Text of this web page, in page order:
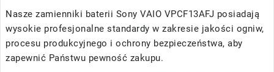
Nasze zamienniki baterii Sony VAIO VPCF13AFJ posiadają
wysokie profesjonalne standardy w zakresie jakości ogniw,
procesu produkcyjnego i ochrony bezpieczeństwa, aby
zapewnić Państwu pewność zakupu.